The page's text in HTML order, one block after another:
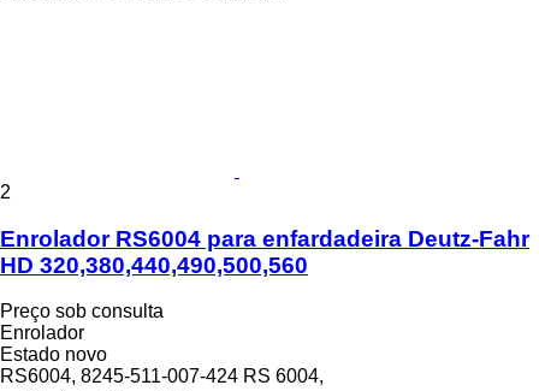
2
Enrolador RS6004 para enfardadeira Deutz-Fahr
HD 320,380,440,490,500,560
Preço sob consulta
Enrolador
Estado novo
RS6004, 8245-511-007-424 RS 6004,